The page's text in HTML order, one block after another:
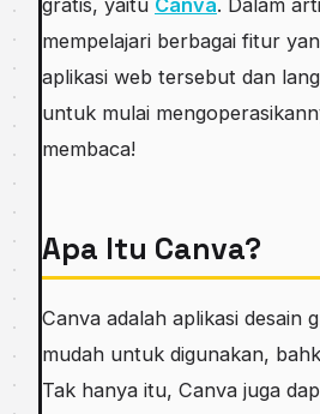
mempelajari berbagai fitur
aplikasi web tersebut dan
untuk mulai
membaca!
Apa Itu Canva?
Canva adalah aplikasi desain
mudah untuk digunakan,
Tak hanya itu, Canva juga